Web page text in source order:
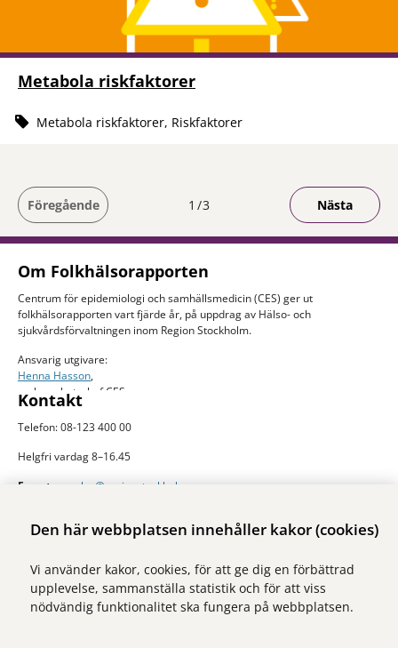
Den här webbplatsen innehåller kakor (cookies)
Vi använder kakor, cookies, för att ge dig en förbättrad
upplevelse, sammanställa statistik och för att viss
nödvändig funktionalitet ska fungera på webbplatsen.
Metabola riskfaktorer
Metabola riskfaktorer, Riskfaktorer
Föregående Du är på sida
1 3 Nästa
Om Folkhälsorapporten
Centrum för epidemiologi och samhällsmedicin (CES) ger ut
folkhälsorapporten vart fjärde år, på uppdrag av Hälso- och
sjukvårdsförvaltningen inom Region Stockholm.
Ansvarig utgivare:
Henna Hasson,
verksamhetschef CES
Kontakt
Telefon: 08-123 400 00
Helgfri vardag 8–16.45
E-post:
ces.slso@regionstockholm.se
Mer folkhälsodata
Stockholms län. Sidan drivs av Centrum för epidemiologi och
samhällsmedicin inom Region Stockholm.
Besök webbplatsen